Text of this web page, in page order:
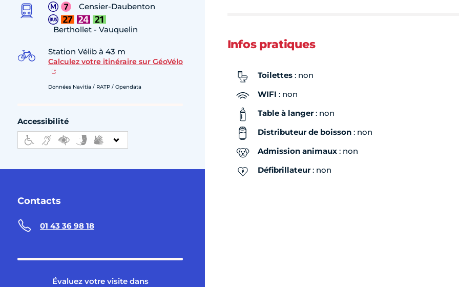
Censier-Daubenton
Berthollet - Vauquelin
Station Vélib à 43 m
Calculez votre itinéraire sur GéoVélo
Données Navitia / RATP / Opendata
Accessibilité
Contacts
01 43 36 98 18
Évaluez votre visite dans
Infos pratiques
Toilettes: non
WIFI : non
Table à langer: non
Distributeur de boisson: non
Admission animaux: non
Défibrillateur: non